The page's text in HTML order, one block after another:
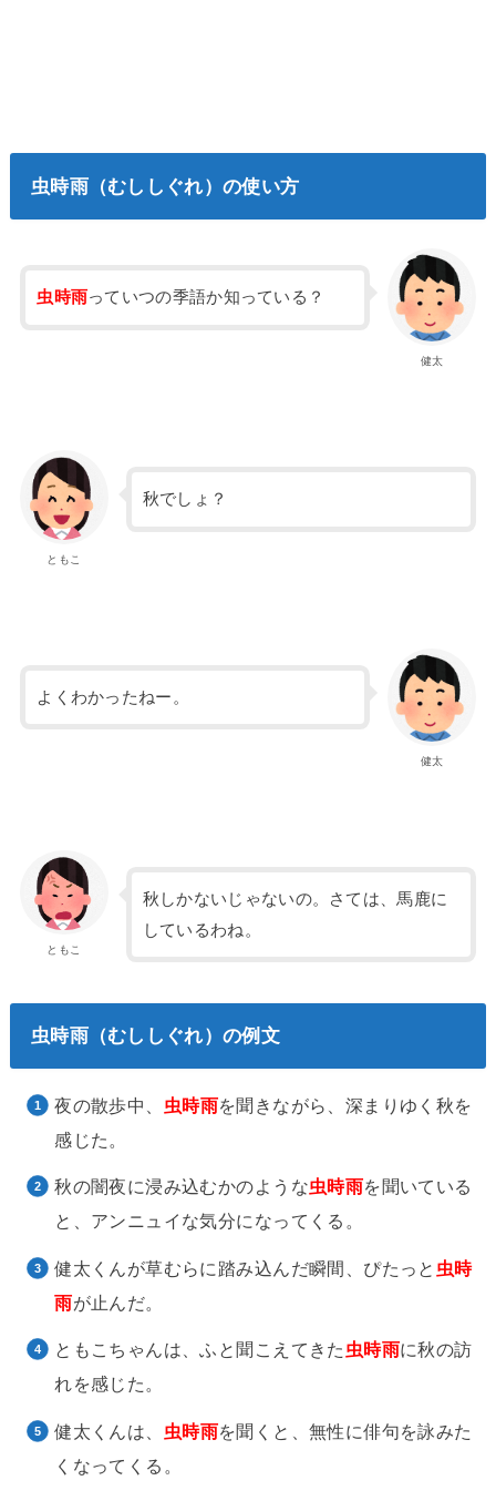
虫時雨（むししぐれ）の使い方
健太
虫時雨っていつの季語か知っている？
ともこ
秋でしょ？
健太
よくわかったねー。
ともこ
秋しかないじゃないの。さては、馬鹿に
しているわね。
虫時雨（むししぐれ）の例文
夜の散歩中、 虫時雨を聞きながら、深まりゆく秋を
感じた。
秋の闇夜に浸み込むかのような虫時雨を聞いている
と、アンニュイな気分になってくる。
健太くんが草むらに踏み込んだ瞬間、ぴたっと 虫時
雨が止んだ。
ともこちゃんは、ふと聞こえてきた 虫時雨に秋の訪
れを感じた。
健太くんは、 虫時雨を聞くと、無性に俳句を詠みた
くなってくる。